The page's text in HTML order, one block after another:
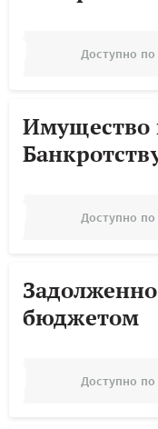
Доступно по
Имущество
Доступно по
бюджетом
Доступно по